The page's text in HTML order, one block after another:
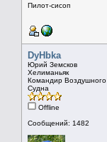
Пилот-сисоп
DyHbka
Юрий Земсков
Хелиманьяк
Командир Воздушного
Судна
Offline
Сообщений: 1482